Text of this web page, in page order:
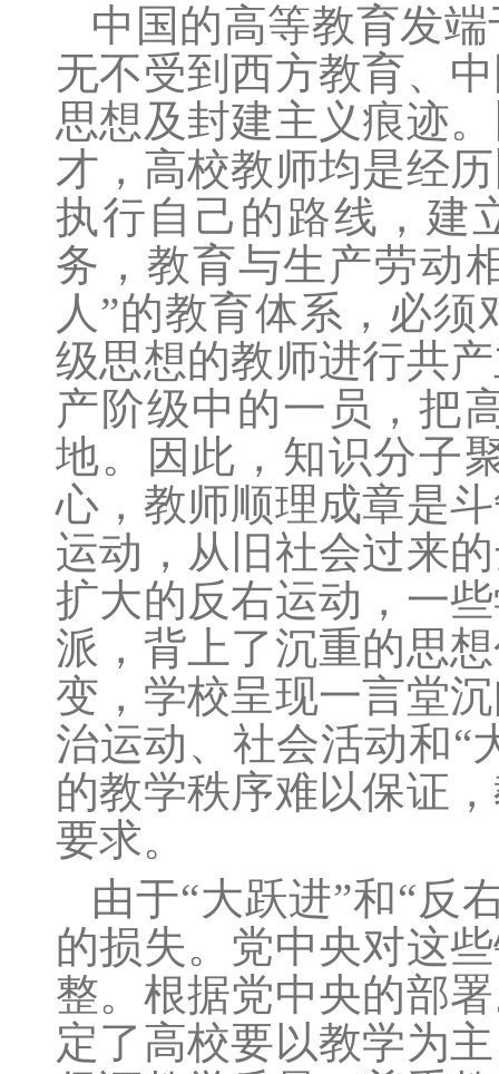
中国的高等教育发
无不受到西方教育、
思想及封建主义痕迹
才，高校教师均是经
执行自己的路线，建
务，教育与生产劳动
人”的教育体系，必
级思想的教师进行共
产阶级中的一员，把
地。因此，知识分子
心，教师顺理成章是
运动，从旧社会过来
扩大的反右运动，一
派，背上了沉重的思
变，学校呈现一言堂
治运动、社会活动和“
的教学秩序难以保证
要求。
由于“大跃进”和“反
的损失。党中央对这
整。根据党中央的部
定了高校要以教学为